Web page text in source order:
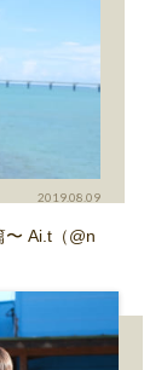
2019.08.09
〜 Ai.t（@n